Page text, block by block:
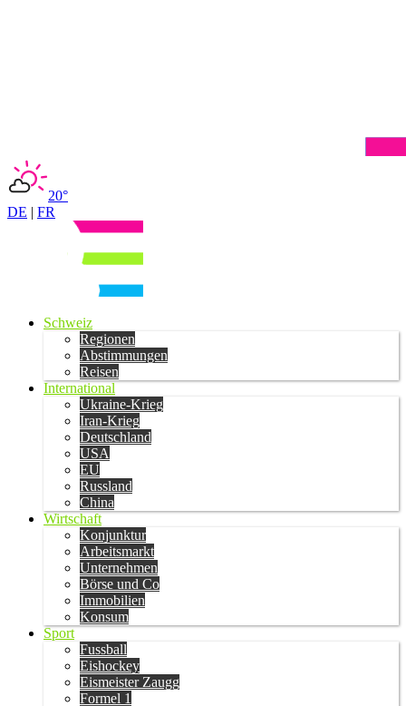
20°
DE | FR
Schweiz
Regionen
Abstimmungen
Reisen
International
Ukraine-Krieg
Iran-Krieg
Deutschland
USA
EU
Russland
China
Wirtschaft
Konjunktur
Arbeitsmarkt
Unternehmen
Börse und Co
Immobilien
Konsum
Sport
Fussball
Eishockey
Eismeister Zaugg
Formel 1